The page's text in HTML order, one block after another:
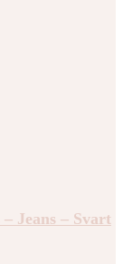
Jeans – Svart